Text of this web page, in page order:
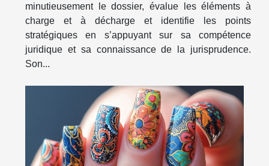
minutieusement le dossier, évalue les éléments à
charge et à décharge et identifie les points
stratégiques en s’appuyant sur sa compétence
juridique et sa connaissance de la jurisprudence.
Son...